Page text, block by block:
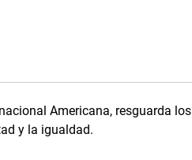
Americana, resguarda los
y la igualdad.